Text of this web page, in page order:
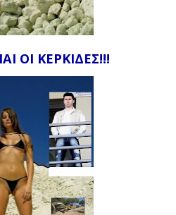
ΟΙ ΚΕΡΚΙΔΕΣ!!!